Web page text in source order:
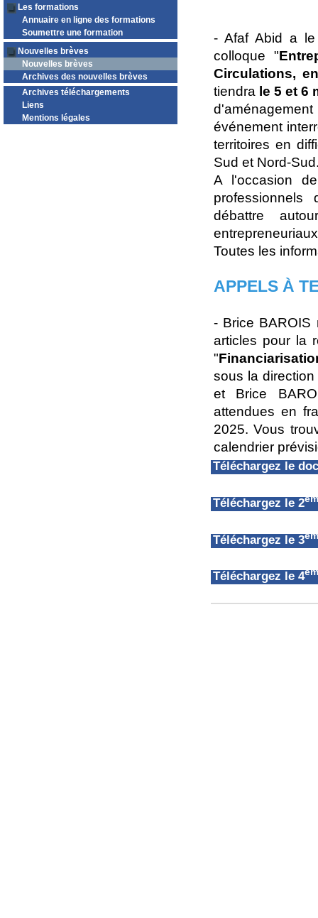
Les formations
Annuaire en ligne des formations
Soumettre une formation
Nouvelles brèves
Nouvelles brèves
Archives des nouvelles brèves
Archives téléchargements
Liens
Mentions légales
- Afaf Abid a le
colloque "
Circulations,
tiendra le 5 et 6
événement
territoires en
Sud et Nord-
A l'occasion
débattre
Toutes les
APPELS À
- Brice
articles pour la
"
sous la
et Brice
attendues en
2025. Vous
calendrier
Téléchargez le
Téléchargez le 2
Téléchargez le 3
Téléchargez le 4